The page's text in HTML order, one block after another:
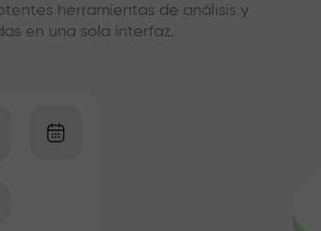
herramientas de análisis y
en una sola interfaz.